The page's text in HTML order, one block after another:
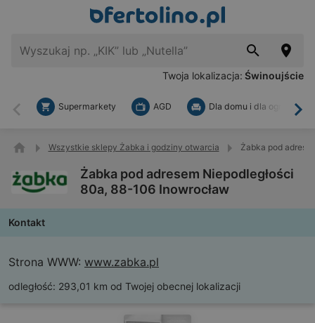
Twoja lokalizacja: Świnoujście
Wstecz
Supermarkety AGD Dla domu i dla ogrodu
Wszystkie sklepy Żabka i godziny otwarcia Żabka pod
Żabka pod adresem Niepodległości
80a, 88-106 Inowrocław
Kontakt
Strona WWW: www.zabka.pl
odległość: 293,01 km od Twojej obecnej lokalizacji